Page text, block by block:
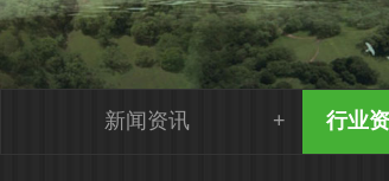
新闻资讯 行业